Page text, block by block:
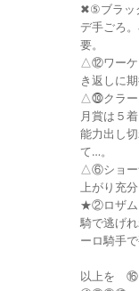
✖⑤ブ
デ手ごろ
要。
△⑫ワ
き返しに
△⓾ク
月賞は５
能力出し
て…。
△⑥ショ
上がり充
★②ロ
騎で逃げ
ーロ騎手で
以上を ⑯